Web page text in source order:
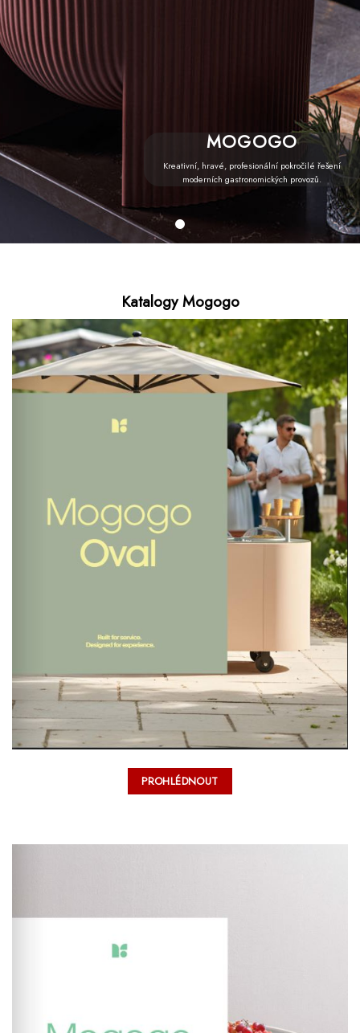
MOGOGO
Kreativní, hravé, profesionální pokročilé řešení
moderních gastronomických provozů.
Katalogy Mogogo
PROHLÉDNOUT